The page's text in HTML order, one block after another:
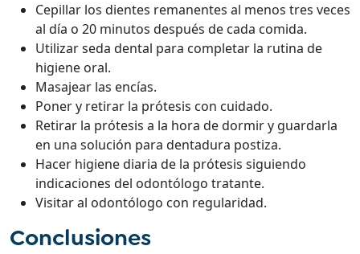
Cepillar los dientes remanentes al menos tres veces
al día o 20 minutos después de cada comida.
Utilizar seda dental para completar la rutina de
higiene oral.
Masajear las encías.
Poner y retirar la prótesis con cuidado.
Retirar la prótesis a la hora de dormir y guardarla
en una solución para dentadura postiza.
Hacer higiene diaria de la prótesis siguiendo
indicaciones del odontólogo tratante.
Visitar al odontólogo con regularidad.
Conclusiones